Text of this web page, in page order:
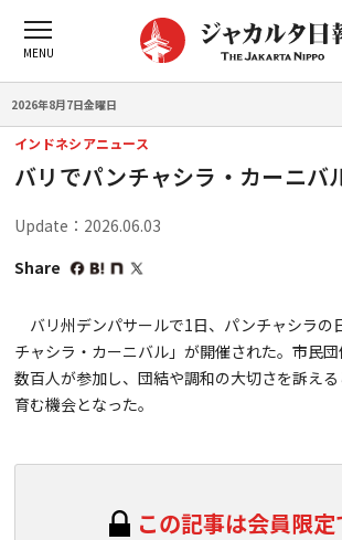
2026年8月7日金曜日
インドネシアニュース
バリでパンチャシラ・カーニバ
Update：2026.06.03
Share
バリ州デンパサールで1日、パンチャシラの
チャシラ・カーニバル」が開催された。市民
数百人が参加し、団結や調和の大切さを訴え
育む機会となった。
この記事は会員限定